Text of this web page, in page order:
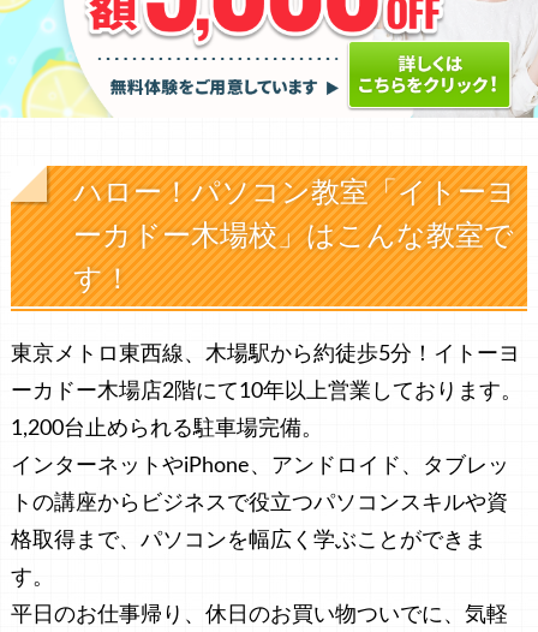
ハロー！パソコン教室「イトーヨ
ーカドー木場校」はこんな教室で
す！
東京メトロ東西線、木場駅から約徒歩5分！イトーヨ
ーカドー木場店2階にて10年以上営業しております。
1,200台止められる駐車場完備。
インターネットやiPhone、アンドロイド、タブレッ
トの講座からビジネスで役立つパソコンスキルや資
格取得まで、パソコンを幅広く学ぶことができま
す。
平日のお仕事帰り、休日のお買い物ついでに、気軽